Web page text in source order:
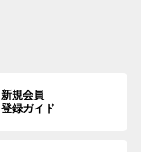
新規会員
登録ガイド